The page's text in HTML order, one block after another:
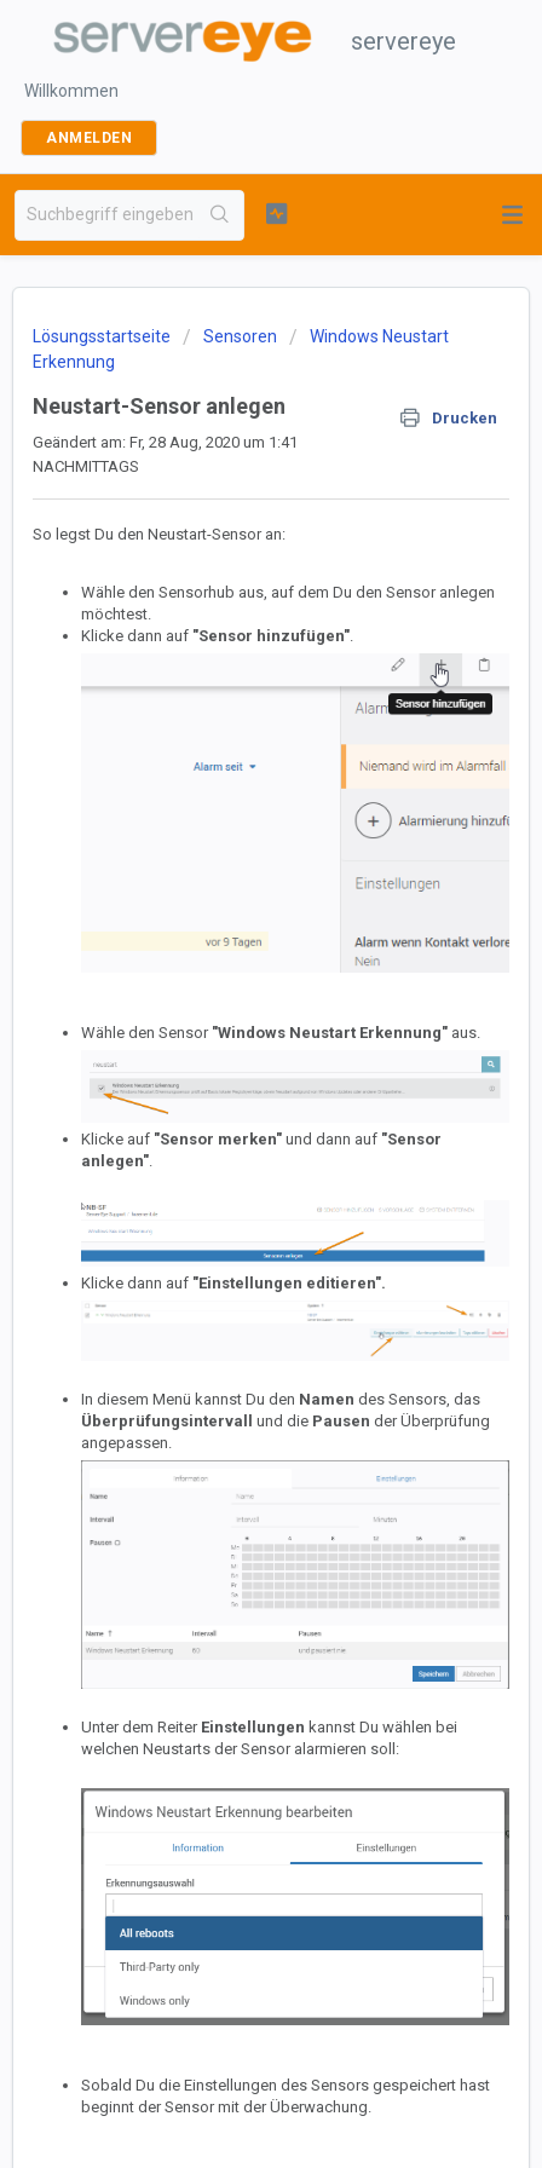
servereye
Willkommen
ANMELDEN
Lösungsstartseite Sensoren
Windows Neustart
Erkennung
Neustart-Sensor anlegen
Drucken
Geändert am: Fr, 28 Aug, 2020 um 1:41
NACHMITTAGS
So legst Du den Neustart-Sensor an:
Wähle den Sensorhub aus, auf dem Du den Sensor anlegen
möchtest.
Klicke dann auf "Sensor hinzufügen".
Wähle den Sensor "Windows Neustart Erkennung" aus.
Klicke auf "Sensor merken" und dann auf "Sensor
anlegen"
Klicke dann auf "Einstellungen editieren".
In diesem Menü kannst Du den Namen des Sensors, das
Überprüfungsintervall und die Pausen der Überprüfung
angepassen.
Unter dem Reiter Einstellungen kannst Du wählen bei
welchen Neustarts der Sensor alarmieren soll:
Sobald Du die Einstellungen des Sensors gespeichert hast
beginnt der Sensor mit der Überwachung.